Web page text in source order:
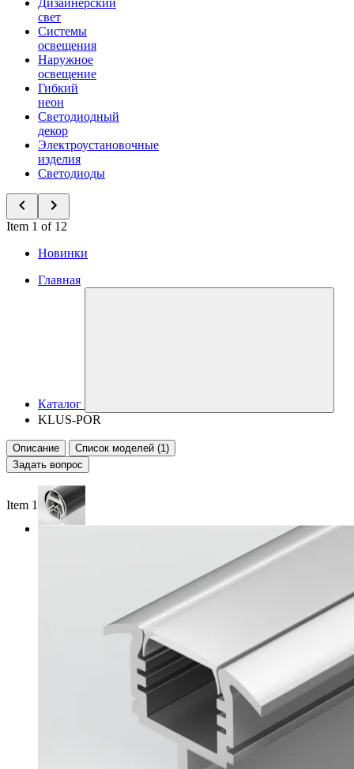
Дизайнерский
свет
Системы
освещения
Наружное
освещение
Гибкий
неон
Светодиодный
декор
Электроустановочные
изделия
Светодиоды
Item 1 of 12
Новинки
Главная
Каталог
KLUS-POR
Описание
Список моделей (1)
Задать вопрос
Item 1 of 2